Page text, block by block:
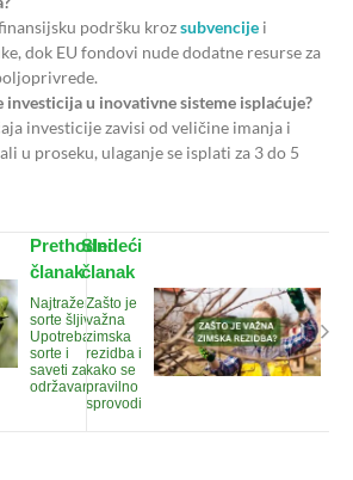
podršku krozsubvencije i
dok EU fondovi nude dodatne resurse za
investicija u inovativne sisteme isplaćuje?
investicije zavisi od veličine imanja i
u proseku, ulaganje se isplati za 3 do 5
Prethodni
članak
Najtraženije
sorte šljiva:
Upotreba,
sorte i
saveti za
održavanje
Sledeći
članak
Zašto je
važna
zimska
rezidba i
kako se
pravilno
sprovodi